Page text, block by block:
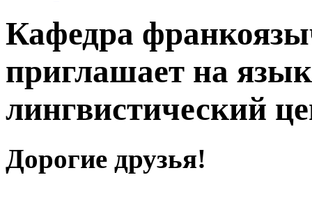
Кафедра
приглашает на
лингвистический
Дорогие друзья!